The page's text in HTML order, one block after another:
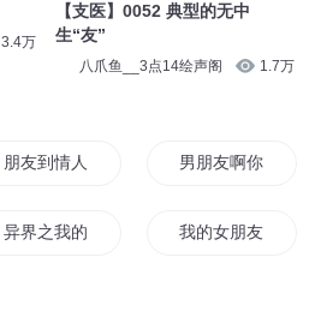
3.4万
【支医】0052 典型的无中
生“友”
八爪鱼__3点14绘声阁 1.7万
朋友到情人 男朋友啊你在哪里
异界之我的朋友很多 我的女朋友们